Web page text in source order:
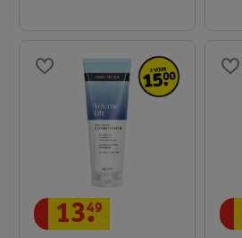
13.
49